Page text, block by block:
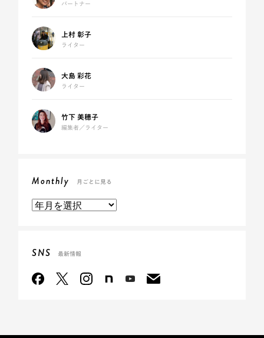
パートナー
上村 彰子
ライター
大島 彩花
ライター
竹下 美穂子
編集者／ライター
Monthly 月ごとに見る
SNS 最新情報